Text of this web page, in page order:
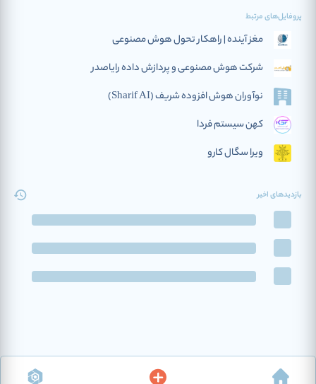
پروفایل‌های مرتبط
مغز آینده | راهکار تحول هوش مصنوعی
شرکت هوش مصنوعی و پردازش داده رایاصدر
نوآوران هوش افزوده‌ شریف (Sharif AI)
کهن سیستم فردا
ویرا سگال کارو
بازدیدهای اخیر